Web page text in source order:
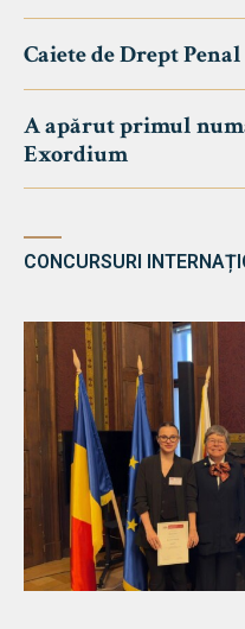
Caiete de Drept
A apărut primul
Exordium
CONCURSURI